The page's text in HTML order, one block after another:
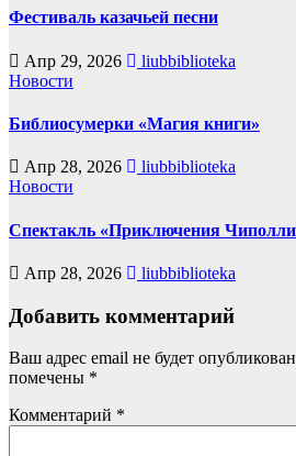
Фестиваль казачьей песни
Апр 29, 2026
liubbiblioteka
Новости
Библиосумерки «Магия книги»
Апр 28, 2026
liubbiblioteka
Новости
Спектакль «Приключения
Апр 28, 2026 liubbiblioteka
Добавить комментарий
Ваш адрес email не будет
помечены *
Комментарий *